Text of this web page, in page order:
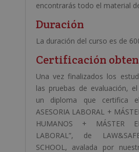
encontrarás todo el material
Duración
La duración del curso es de
Certificación
Una vez finalizados los
las pruebas de evaluación,
un diploma que certifica el
ASESORIA LABORAL +
HUMANOS + MÁSTER
LABORAL”, de
SCHOOL, avalada por